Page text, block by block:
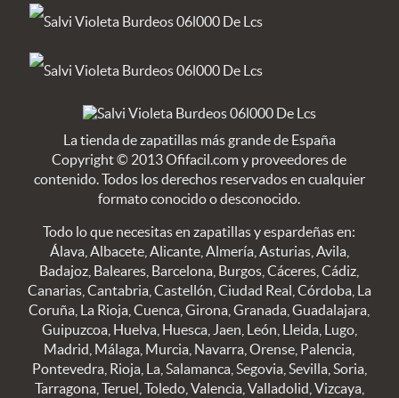
La tienda de zapatillas más grande de España
Copyright © 2013 Ofifacil.com y proveedores de
contenido. Todos los derechos reservados en cualquier
formato conocido o desconocido.
Todo lo que necesitas en zapatillas y espardeñas en:
Álava, Albacete, Alicante, Almería, Asturias, Avila,
Badajoz, Baleares, Barcelona, Burgos, Cáceres, Cádiz,
Canarias, Cantabria, Castellón, Ciudad Real, Córdoba, La
Coruña, La Rioja, Cuenca, Girona, Granada, Guadalajara,
Guipuzcoa, Huelva, Huesca, Jaen, León, Lleida, Lugo,
Madrid, Málaga, Murcia, Navarra, Orense, Palencia,
Pontevedra, Rioja, La, Salamanca, Segovia, Sevilla, Soria,
Tarragona, Teruel, Toledo, Valencia, Valladolid, Vizcaya,